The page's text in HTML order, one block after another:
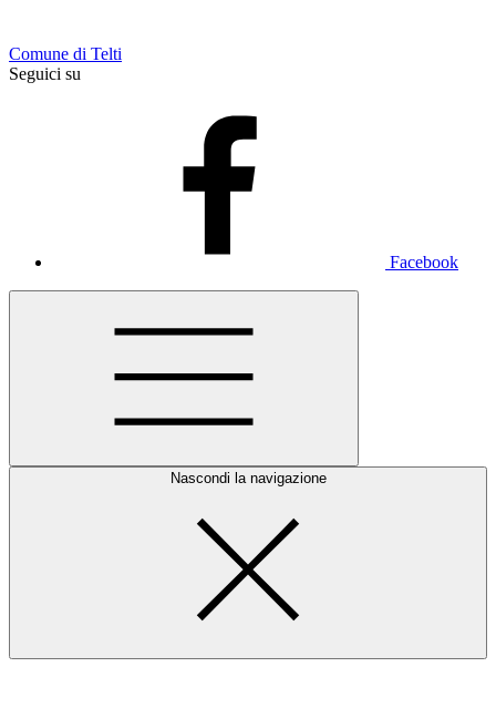
Comune di Telti
Seguici su
Facebook
Nascondi la navigazione